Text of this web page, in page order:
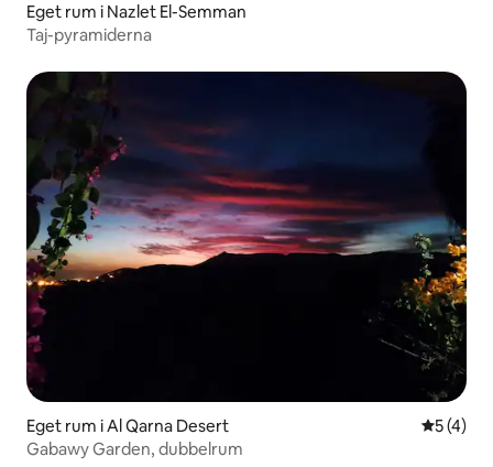
Eget rum i Nazlet El-Semman
Taj-pyramiderna
Eget rum i Al Qarna Desert 5 av 5 i
5 (4)
Gabawy Garden, dubbelrum